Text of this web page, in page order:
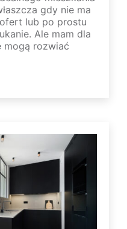
gdy nie ma
lub po prostu
Ale mam dla
mogą rozwiać